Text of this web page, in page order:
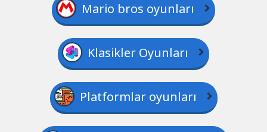
Mario bros oyunları
Klasikler Oyunları
Platformlar oyunları